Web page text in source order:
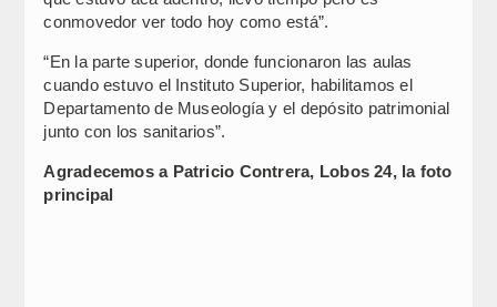
conmovedor ver todo hoy como está”.
“En la parte superior, donde funcionaron las aulas
cuando estuvo el Instituto Superior, habilitamos el
Departamento de Museología y el depósito patrimonial
junto con los sanitarios”.
Agradecemos a Patricio Contrera, Lobos 24, la foto
principal